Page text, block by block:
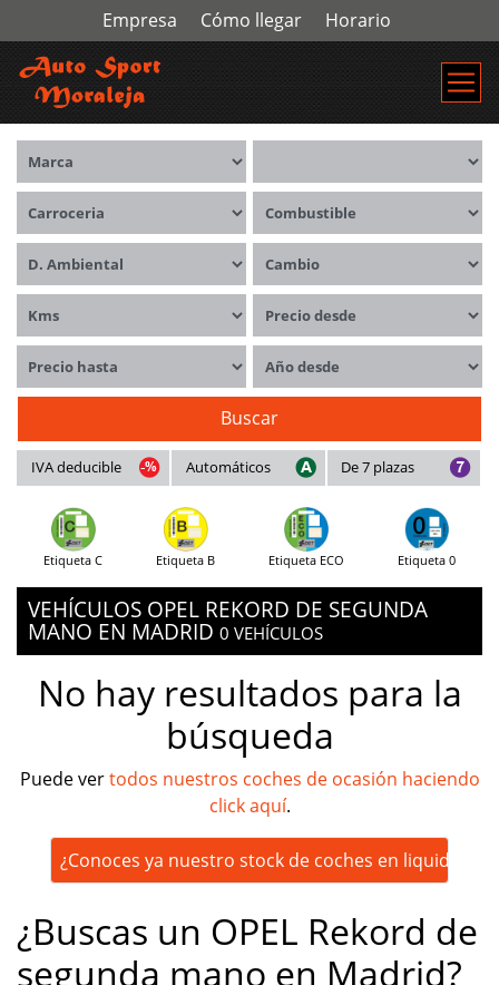
Empresa Cómo llegar Horario
Marca
Carrocerías Combustible
Distintivo ambiental Cambio
Kms Precio desde
Precio hasta Año desde
Buscar
IVA deducible Automáticos De 7 plazas
Etiqueta C Etiqueta B Etiqueta ECO Etiqueta 0
VEHÍCULOS OPEL REKORD DE SEGUNDA
MANO EN MADRID 0 VEHÍCULOS
No hay resultados para la
búsqueda
Puede vertodos nuestros coches de ocasión haciendo
click aquí.
¿Conoces ya nuestro stock de coches en
¿Buscas un OPEL Rekord de
segunda mano en Madrid?